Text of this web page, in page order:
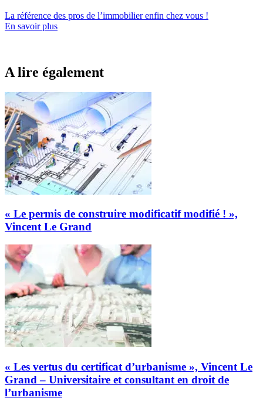
La référence des pros de l’immobilierenfin chez vous !
En savoir plus
A lire également
« Le permis de construire modificatif modifié ! »,
Vincent Le Grand
« Les vertus du certificat d’urbanisme », Vincent Le
Grand – Universitaire et consultant en droit de
l’urbanisme